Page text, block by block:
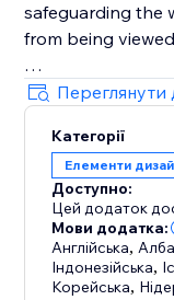
safeguarding the
from being
These features
embedded script,
automatically
comprehensive
the website.
Категорії
Елементи
Доступно:
Цей додаток
Мови додатка:
Англійська,
Індонезійська,
Корейська,